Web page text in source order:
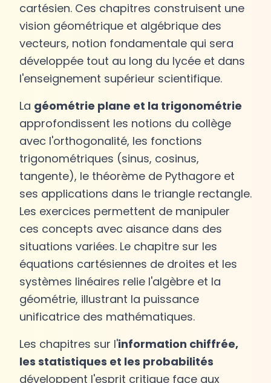
cartésien. Ces chapitres construisent une
vision géométrique et algébrique des
vecteurs, notion fondamentale qui sera
développée tout au long du lycée et dans
l'enseignement supérieur scientifique.
La géométrie plane et la trigonométrie
approfondissent les notions du collège
avec l'orthogonalité, les fonctions
trigonométriques (sinus, cosinus,
tangente), le théorème de Pythagore et
ses applications dans le triangle rectangle.
Les exercices permettent de manipuler
ces concepts avec aisance dans des
situations variées. Le chapitre sur les
équations cartésiennes de droites et les
systèmes linéaires relie l'algèbre et la
géométrie, illustrant la puissance
unificatrice des mathématiques.
Les chapitres sur l'information chiffrée,
les statistiques et les probabilités
développent l'esprit critique face aux